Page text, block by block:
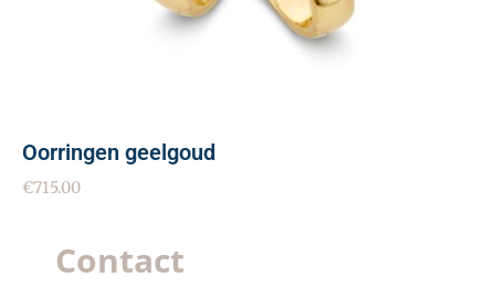
Oorringen geelgoud
€715.00
Contact